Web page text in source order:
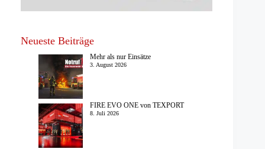
Neueste Beiträge
Mehr als nur Einsätze
3. August 2026
FIRE EVO ONE von TEXPORT
8. Juli 2026